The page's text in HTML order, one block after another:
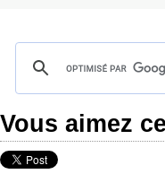
Vous aimez